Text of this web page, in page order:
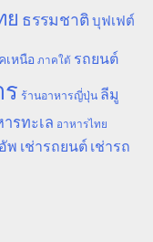
ย ธรรมชาติ บุฟเฟต์
เหนือ ภาคใต้ รถยนต์
ร้านอาหารญี่ปุ่น ลีมู
รทะเล อาหารไทย
พ เช่ารถยนต์ เช่ารถ